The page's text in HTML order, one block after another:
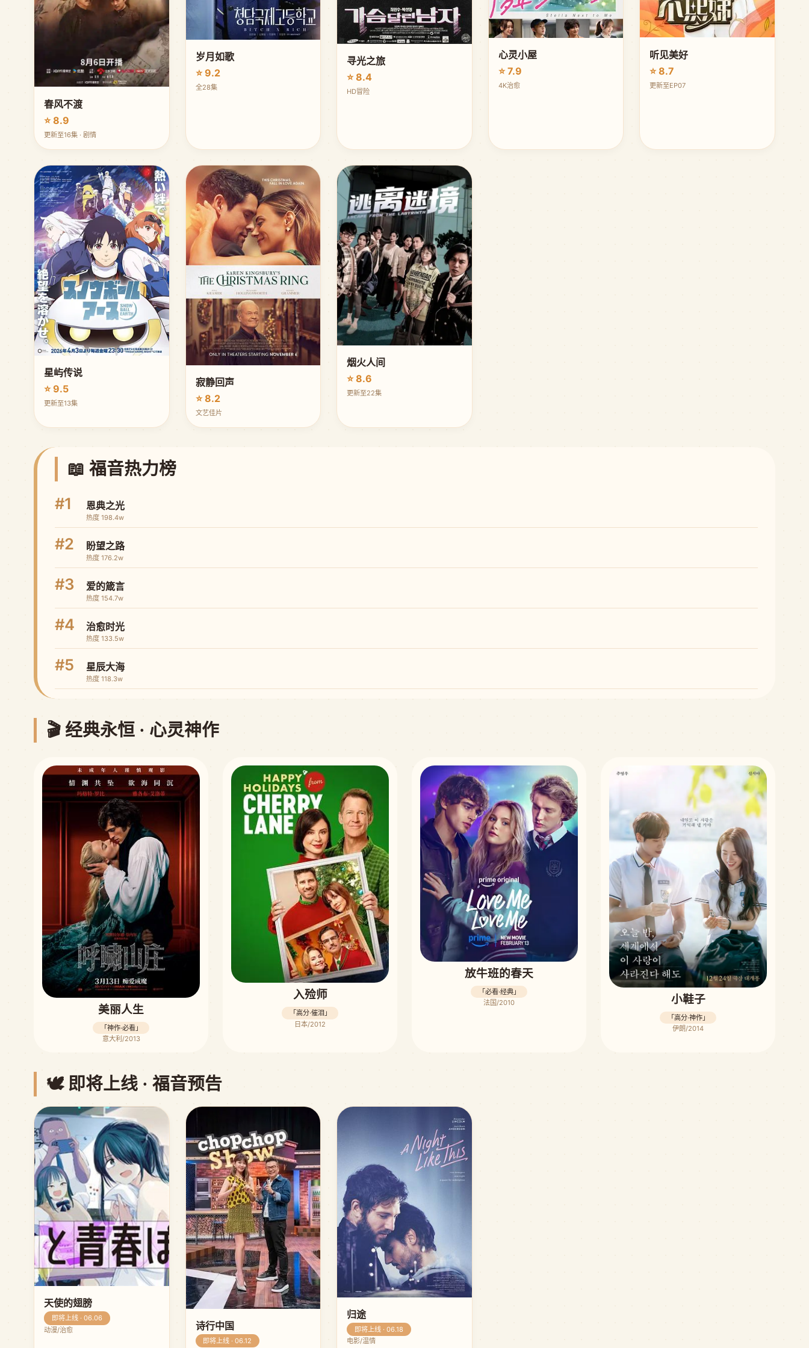
春风不渡
⭐ 8.9
更新至16集 · 剧情
岁月如歌
⭐ 9.2
全28集
寻光之旅
⭐ 8.4
HD冒险
心灵小屋
⭐ 7.9
4K治愈
听见美好
⭐ 8.7
更新至EP07
星屿传说
⭐ 9.5
更新至13集
寂静回声
⭐ 8.2
文艺佳片
烟火人间
⭐ 8.6
更新至22集
📖 福音热力榜
#1 恩典之光
热度 198.4w
#2 盼望之路
热度 176.2w
#3 爱的箴言
热度 154.7w
#4 治愈时光
热度 133.5w
#5 星辰大海
热度 118.3w
🎬 经典永恒 · 心灵神作
美丽人生
「神作·必看」
意大利/2013
入殓师
「高分·催泪」
日本/2012
放牛班的春天
「必看·经典」
法国/2010
小鞋子
「高分·神作」
伊朗/2014
🕊️ 即将上线 · 福音预告
天使的翅膀
即将上线 · 06.06
动漫/治愈
诗行中国
即将上线 · 06.12
归途
即将上线 · 06.18
电影/温情